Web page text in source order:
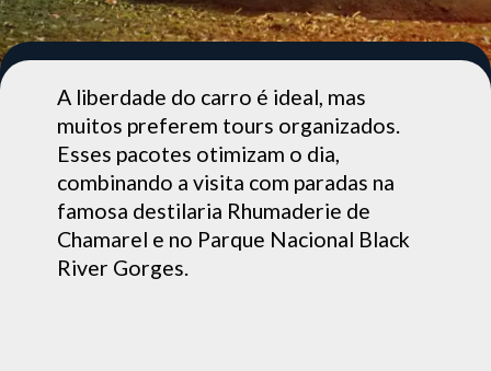
A liberdade do carro é ideal, mas
muitos preferem tours organizados.
Esses pacotes otimizam o dia,
combinando a visita com paradas na
famosa destilaria Rhumaderie de
Chamarel e no Parque Nacional Black
River Gorges.